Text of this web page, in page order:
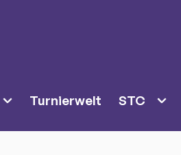
Turnierwelt STC